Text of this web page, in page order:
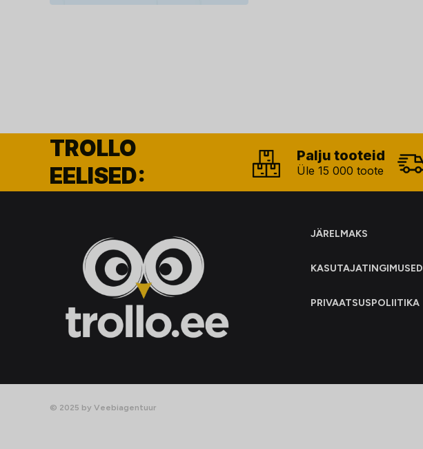
TROLLO
EELISED:
Palju tooteid
Üle 15 000 toote
JÄRELMAKS
KASUTAJATINGIMUSED
PRIVAATSUSPOLIITIKA
© 2025 by Veebiagentuur